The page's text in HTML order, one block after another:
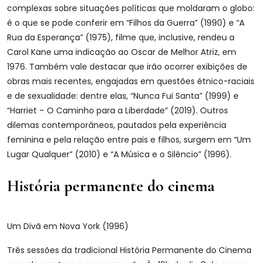
complexas sobre situações políticas que moldaram o globo:
é o que se pode conferir em “Filhos da Guerra” (1990) e “A
Rua da Esperança” (1975), filme que, inclusive, rendeu a
Carol Kane uma indicação ao Oscar de Melhor Atriz, em
1976. Também vale destacar que irão ocorrer exibições de
obras mais recentes, engajadas em questões étnico-raciais
e de sexualidade: dentre elas, “Nunca Fui Santa” (1999) e
“Harriet – O Caminho para a Liberdade” (2019). Outros
dilemas contemporâneos, pautados pela experiência
feminina e pela relação entre pais e filhos, surgem em “Um
Lugar Qualquer” (2010) e “A Música e o Silêncio” (1996).
História permanente do cinema
Um Divã em Nova York (1996)
Três sessões da tradicional História Permanente do Cinema